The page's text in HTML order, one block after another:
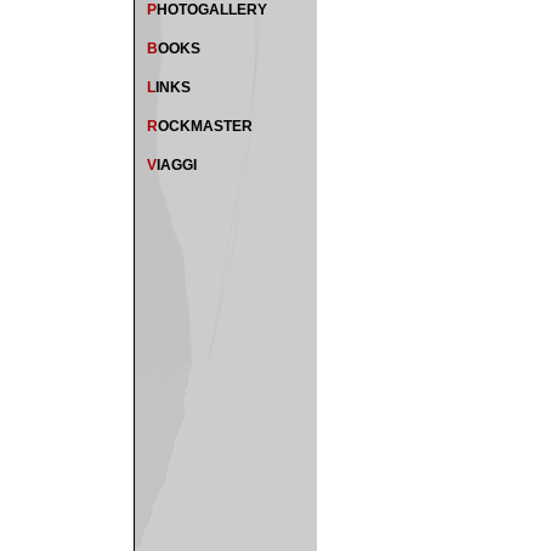
PHOTOGALLERY
BOOKS
L INKS
ROCKMASTER
V IAGGI